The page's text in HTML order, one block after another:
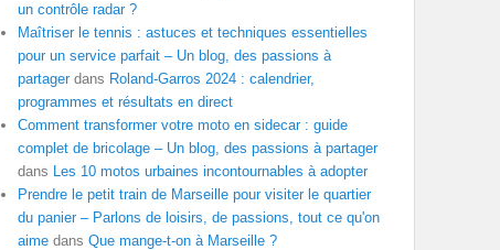
un contrôle radar ?
Maîtriser le tennis : astuces et techniques essentielles
pour un service parfait – Un blog, des passions à
partagerdans Roland-Garros 2024 : calendrier,
programmes et résultats en direct
Comment transformer votre moto en sidecar : guide
complet de bricolage – Un blog, des passions à partager
dans Les 10 motos urbaines incontournables à adopter
Prendre le petit train de Marseille pour visiter le quartier
du panier – Parlons de loisirs, de passions, tout ce qu'on
aime dans Que mange-t-on à Marseille ?